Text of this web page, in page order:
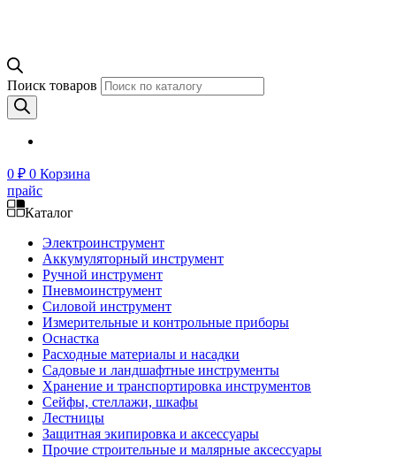
Поиск товаров
0 ₽ 0 Корзина
прайс
Каталог
Электроинструмент
Аккумуляторный инструмент
Ручной инструмент
Пневмоинструмент
Силовой инструмент
Измерительные и контрольные приборы
Оснастка
Расходные материалы и насадки
Садовые и ландшафтные инструменты
Хранение и транспортировка инструментов
Сейфы, стеллажи, шкафы
Лестницы
Защитная экипировка и аксессуары
Прочие строительные и малярные аксессуары